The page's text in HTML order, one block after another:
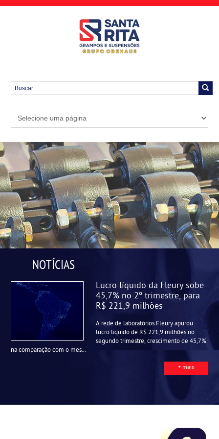
NOTÍCIAS
Lucro líquido da Fleury sobe
45,7% no 2º trimestre, para
R$ 221,9 milhões
A rede de laboratórios Fleury apurou
lucro líquido de R$ 221,9 milhões no
segundo trimestre, crescimento de 45,7%
na comparação com o mes...
+ mais